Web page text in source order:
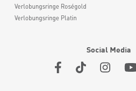
Verlobungsringe Roségold
Verlobungsringe Platin
Social Media